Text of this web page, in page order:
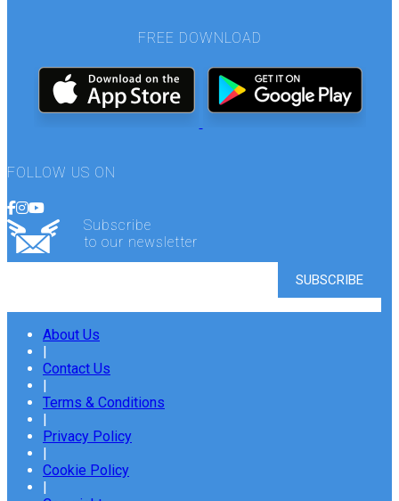
FREE DOWNLOAD
FOLLOW US ON
Subscribe
to our newsletter
About Us
Contact Us
Terms & Conditions
Privacy Policy
Cookie Policy